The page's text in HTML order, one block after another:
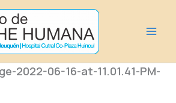
2022-06-16-at-11.01.41-PM-